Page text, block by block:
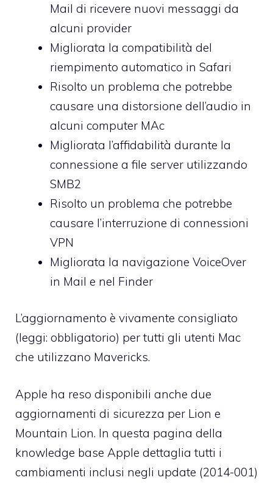
Mail di ricevere nuovi messaggi da
alcuni provider
Migliorata la compatibilità del
riempimento automatico in Safari
Risolto un problema che potrebbe
causare una distorsione dell’audio in
alcuni computer MAc
Migliorata l’affidabilità durante la
connessione a file server utilizzando
SMB2
Risolto un problema che potrebbe
causare l’interruzione di connessioni
VPN
Migliorata la navigazione VoiceOver
in Mail e nel Finder
L’aggiornamento è vivamente consigliato
(leggi: obbligatorio) per tutti gli utenti Mac
che utilizzano Mavericks.
Apple ha reso disponibili anche due
aggiornamenti di sicurezza per Lion e
Mountain Lion. In questa pagina della
knowledge base Apple dettaglia tutti i
cambiamenti inclusi negli update (2014-001)